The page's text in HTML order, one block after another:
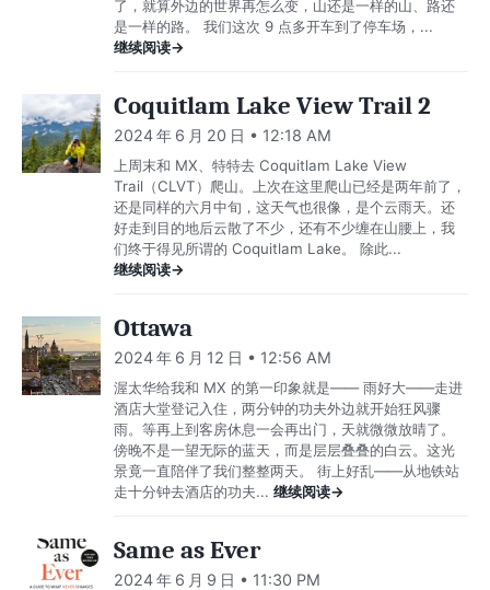
了，就算外边的世界再怎么变，山还是一样的山、路还
是一样的路。 我们这次 9 点多开车到了停车场，...
继续阅读→
Coquitlam Lake View Trail 2
2024 年 6 月 20 日 • 12:18 AM
上周末和 MX、特特去 Coquitlam Lake View
Trail（CLVT）爬山。上次在这里爬山已经是两年前了，
还是同样的六月中旬，这天气也很像，是个云雨天。还
好走到目的地后云散了不少，还有不少缠在山腰上，我
们终于得见所谓的 Coquitlam Lake。 除此...
继续阅读→
Ottawa
2024 年 6 月 12 日 • 12:56 AM
渥太华给我和 MX 的第一印象就是—— 雨好大——走进
酒店大堂登记入住，两分钟的功夫外边就开始狂风骤
雨。等再上到客房休息一会再出门，天就微微放晴了。
傍晚不是一望无际的蓝天，而是层层叠叠的白云。这光
景竟一直陪伴了我们整整两天。 街上好乱——从地铁站
走十分钟去酒店的功夫... 继续阅读→
Same as Ever
2024 年 6 月 9 日 • 11:30 PM